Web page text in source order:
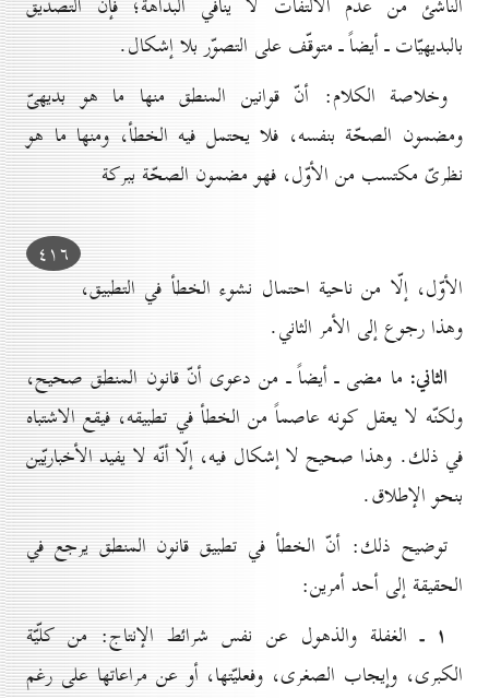
بالبديهيّات ـ أيضاً ـ متوقّف على التصوّر بلا إشكال.
وخلاصة الكلام: أنّ قوانين المنطق منها ما هو بديهىّ
ومضمون الصحّة بنفسه، فلا يحتمل فيه الخطأ، ومنها ما هو
نظرىّ مكتسب من الأوّل، فهو مضمون الصحّة ببركة
٤۱٦
الأوّل، إلّا من ناحية احتمال نشوء الخطأ في التطبيق،
وهذا رجوع إلى الأمر الثاني.
الثاني: ما مضى ـ أيضاً ـ من دعوى أنّ قانون المنطق صحيح،
ولكنّه لا يعقل كونه عاصماً من الخطأ في تطبيقه، فيقع الاشتباه
في ذلك. وهذا صحيح لا إشكال فيه، إلّا أنّه لا يفيد الأخباريّين
بنحو الإطلاق.
توضيح ذلك: أنّ الخطأ في تطبيق قانون المنطق يرجع في
الحقيقة إلى أحد أمرين:
۱ ـ الغفلة والذهول عن نفس شرائط الإنتاج: من كلّيّة
الكبرى، وإيجاب الصغرى، وفعليّتها، أو عن مراعاتها على رغم